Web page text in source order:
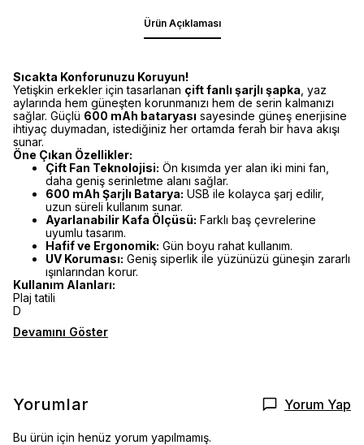
Ürün Açıklaması
Sıcakta Konforunuzu Koruyun!
Yetişkin erkekler için tasarlanan çift fanlı şarjlı şapka , yaz
aylarında hem güneşten korunmanızı hem de serin kalmanızı
sağlar. Güçlü 600 mAh bataryası sayesinde güneş enerjisine
ihtiyaç duymadan, istediğiniz her ortamda ferah bir hava akışı
sunar.
Öne Çıkan Özellikler:
Çift Fan Teknolojisi: Ön kısımda yer alan iki mini fan,
daha geniş serinletme alanı sağlar.
600 mAh Şarjlı Batarya: USB ile kolayca şarj edilir,
uzun süreli kullanım sunar.
Ayarlanabilir Kafa Ölçüsü: Farklı baş çevrelerine
uyumlu tasarım.
Hafif ve Ergonomik: Gün boyu rahat kullanım.
UV Koruması: Geniş siperlik ile yüzünüzü güneşin zararlı
ışınlarından korur.
Kullanım Alanları:
Plaj tatili
D
Devamını Göster
Yorumlar Yorum Yap
Bu ürün için henüz yorum yapılmamış.